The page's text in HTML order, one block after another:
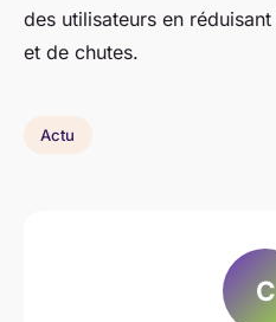
des utilisateurs en
et de chutes.
Actu
C